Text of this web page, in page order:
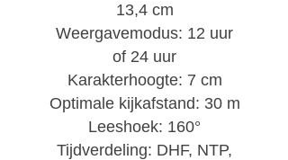
13,4 cm
Weergavemodus: 12 uur
of 24 uur
Karakterhoogte: 7 cm
Optimale kijkafstand: 30 m
Leeshoek: 160°
Tijdverdeling: DHF, NTP,